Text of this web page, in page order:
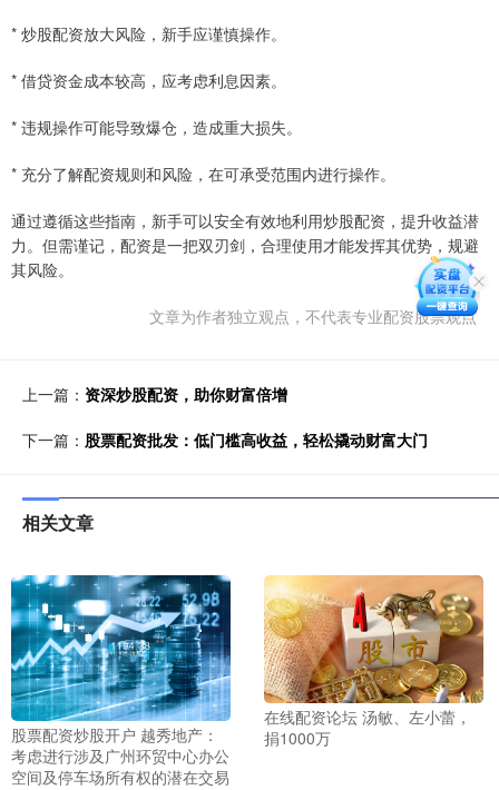
* 炒股配资放大风险，新手应谨慎操作。
* 借贷资金成本较高，应考虑利息因素。
* 违规操作可能导致爆仓，造成重大损失。
* 充分了解配资规则和风险，在可承受范围内进行操作。
通过遵循这些指南，新手可以安全有效地利用炒股配资，提升收益潜
力。但需谨记，配资是一把双刃剑，合理使用才能发挥其优势，规避
其风险。
文章为作者独立观点，不代表专业配资股票观点
上一篇： 资深炒股配资，助你财富倍增
下一篇： 股票配资批发：低门槛高收益，轻松撬动财富大门
相关文章
股票配资炒股开户 越秀地产：
考虑进行涉及广州环贸中心办公
空间及停车场所有权的潜在交易
在线配资论坛 汤敏、左小蕾，
捐1000万